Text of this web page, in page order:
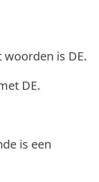
is DE.
DE.
is een